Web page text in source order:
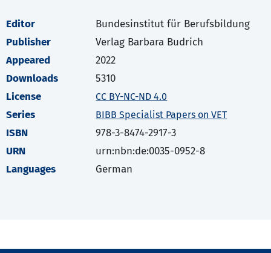
Editor
Bundesinstitut für Berufsbildung
Publisher
Verlag Barbara Budrich
Appeared
2022
Downloads
5310
License
CC BY-NC-ND 4.0
Series BIBB Specialist Papers on VET
ISBN
978-3-8474-2917-3
URN
urn:nbn:de:0035-0952-8
Languages
German